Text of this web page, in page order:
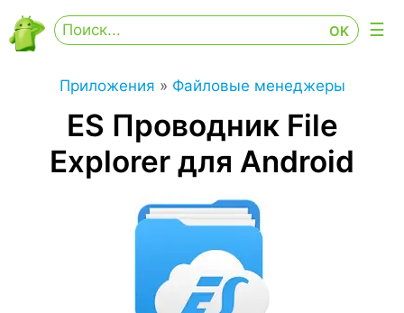
Приложения » Файловые менеджеры
ES Проводник File
Explorer для Android